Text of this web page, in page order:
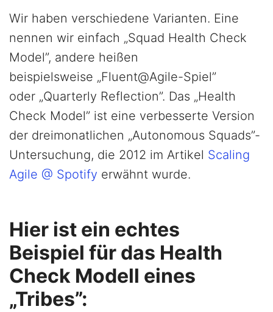
Wir haben verschiedene Varianten. Eine
nennen wir einfach „Squad Health Check
Model”, andere heißen
beispielsweise „Fluent@Agile-Spiel”
oder „Quarterly Reflection”. Das „Health
Check Model” ist eine verbesserte Version
der dreimonatlichen „Autonomous Squads”-
Untersuchung, die 2012 im Artikel Scaling
Agile @ Spotify erwähnt wurde.
Hier ist ein echtes
Beispiel für das Health
Check Modell eines
„Tribes”: